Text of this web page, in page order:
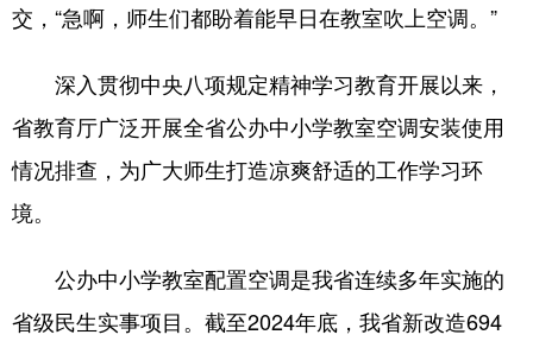
交，“急啊，师生们都盼着能早日在教室吹上空调。”
深入贯彻中央八项规定精神学习教育开展以来，
省教育厅广泛开展全省公办中小学教室空调安装使用
情况排查，为广大师生打造凉爽舒适的工作学习环
境。
公办中小学教室配置空调是我省连续多年实施的
省级民生实事项目。截至2024年底，我省新改造694